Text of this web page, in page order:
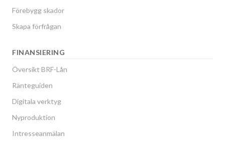
Förebygg skador
Skapa förfrågan
FINANSIERING
Översikt BRF-Lån
Ränteguiden
Digitala verktyg
Nyproduktion
Intresseanmälan